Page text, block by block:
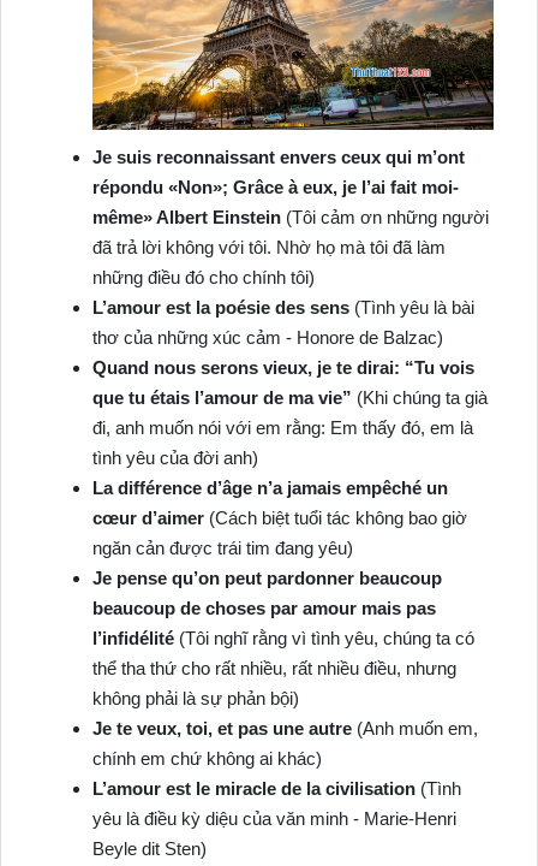
Je suis reconnaissant envers ceux qui m’ont
répondu «Non»; Grâce à eux, je l’ai fait moi-
même» Albert Einstein(Tôi cảm ơn những người
đã trả lời không với tôi. Nhờ họ mà tôi đã làm
những điều đó cho chính tôi)
L’amour est la poésie des sens(Tình yêu là bài
thơ của những xúc cảm ‐ Honore de Balzac)
Quand nous serons vieux, je te dirai: “Tu vois
que tu étais l’amour de ma vie” (Khi chúng ta già
đi, anh muốn nói với em rằng: Em thấy đó, em là
tình yêu của đời anh)
La différence d’âge n’a jamais empêché un
cœur d’aimer(Cách biệt tuổi tác không bao giờ
ngăn cản được trái tim đang yêu)
Je pense qu’on peut pardonner beaucoup
beaucoup de choses par amour mais pas
l’infidélité(Tôi nghĩ rằng vì tình yêu, chúng ta có
thể tha thứ cho rất nhiều, rất nhiều điều, nhưng
không phải là sự phản bội)
Je te veux, toi, et pas une autre (Anh muốn em,
chính em chứ không ai khác)
L’amour est le miracle de la civilisation(Tình
yêu là điều kỳ diệu của văn minh ‐ Marie-Henri
Beyle dit Sten)